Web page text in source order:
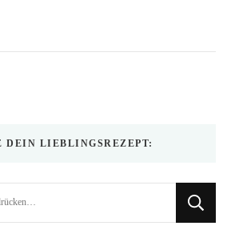
DEIN LIEBLINGSREZEPT: